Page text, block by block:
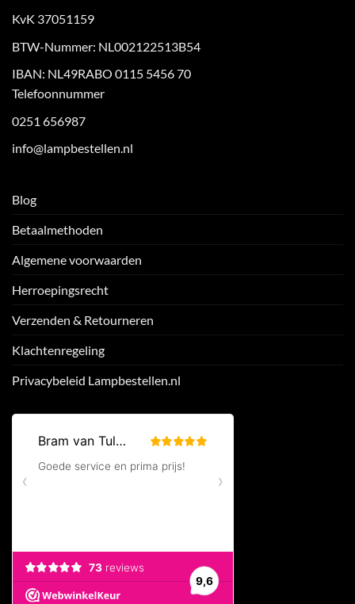
KvK 37051159
BTW-Nummer: NL002122513B54
IBAN: NL49RABO 0115 5456 70
Telefoonnummer
0251 656987
info@lampbestellen.nl
Blog
Betaalmethoden
Algemene voorwaarden
Herroepingsrecht
Verzenden & Retourneren
Klachtenregeling
Privacybeleid Lampbestellen.nl